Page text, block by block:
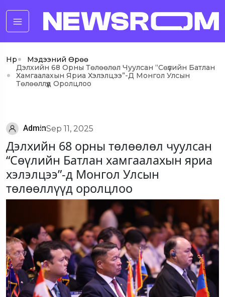
Нүүр
Мэдээний Өрөө
Дэлхийн 68 Орны Төлөөлөл Чуулсан “Сөүлийн Батлан
Хамгаалахын Яриа Хэлэлцээ”-Д Монгол Улсын
Төлөөллүүд Оролцлоо
AdminSep 11, 2025
Дэлхийн 68 орны төлөөлөл чуулсан
“Сөүлийн Батлан хамгаалахын яриа
хэлэлцээ”-д Монгол Улсын
төлөөллүүд оролцлоо